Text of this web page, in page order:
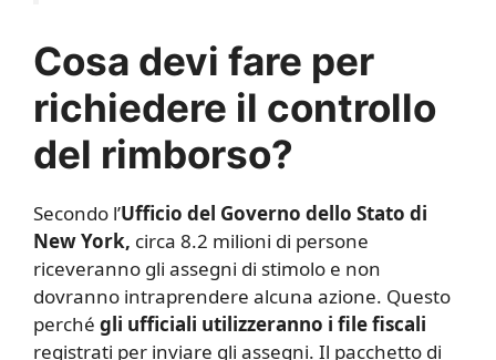
Cosa devi fare per
richiedere il controllo
del rimborso?
Secondo l’Ufficio del Governo dello Stato di
New York, circa 8.2 milioni di persone
riceveranno gli assegni di stimolo e non
dovranno intraprendere alcuna azione. Questo
perché gli ufficiali utilizzeranno i file fiscali
registrati per inviare gli assegni. Il pacchetto di